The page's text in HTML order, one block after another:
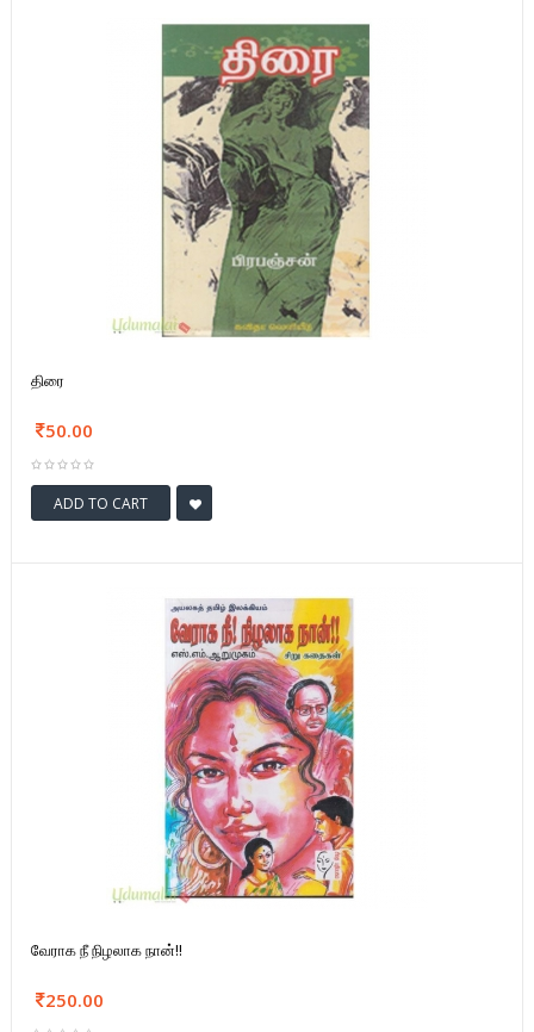
திரை
50.00
ADD TO CART
வேராக நீ நிழலாக நான்!!
250.00